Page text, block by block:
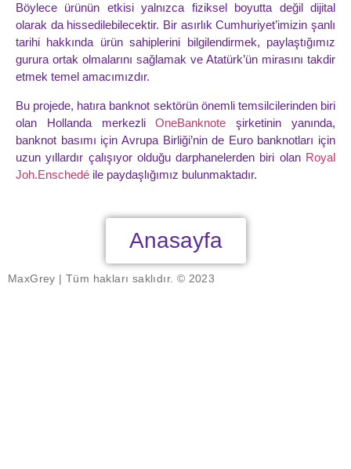
Böylece ürünün etkisi yalnızca fiziksel boyutta değil dijital
olarak da hissedilebilecektir. Bir asırlık Cumhuriyet’imizin şanlı
tarihi hakkında ürün sahiplerini bilgilendirmek, paylaştığımız
gurura ortak olmalarını sağlamak ve Atatürk’ün mirasını takdir
etmek temel amacımızdır.
Bu projede, hatıra banknot sektörün önemli temsilcilerinden biri
olan Hollanda merkezliOneBanknote şirketinin yanında,
banknot basımı için Avrupa Birliği’nin de Euro banknotları için
uzun yıllardır çalışıyor olduğu darphanelerden biri olan Royal
Joh.Enschedé ile paydaşlığımız bulunmaktadır.
Anasayfa
MaxGrey | Tüm hakları saklıdır. © 2023